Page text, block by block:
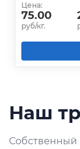
Цена:
75.00
руб/кг.
Наш
Собственный